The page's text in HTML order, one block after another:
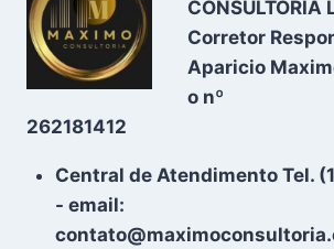
CONSULTORIA
Corretor
Aparicio
o nº
262181412
Central de Atendimento Tel.
- email: